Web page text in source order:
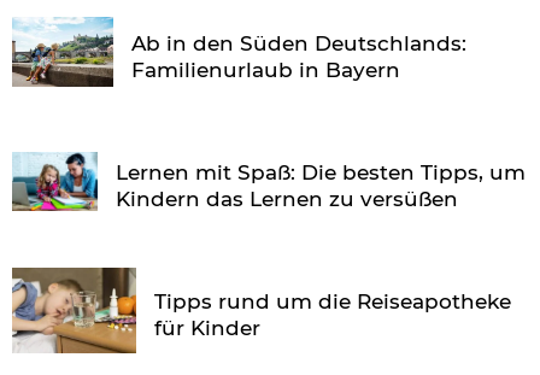
Ab in den Süden Deutschlands:
Familienurlaub in Bayern
Lernen mit Spaß: Die besten Tipps, um
Kindern das Lernen zu versüßen
Tipps rund um die Reiseapotheke
für Kinder